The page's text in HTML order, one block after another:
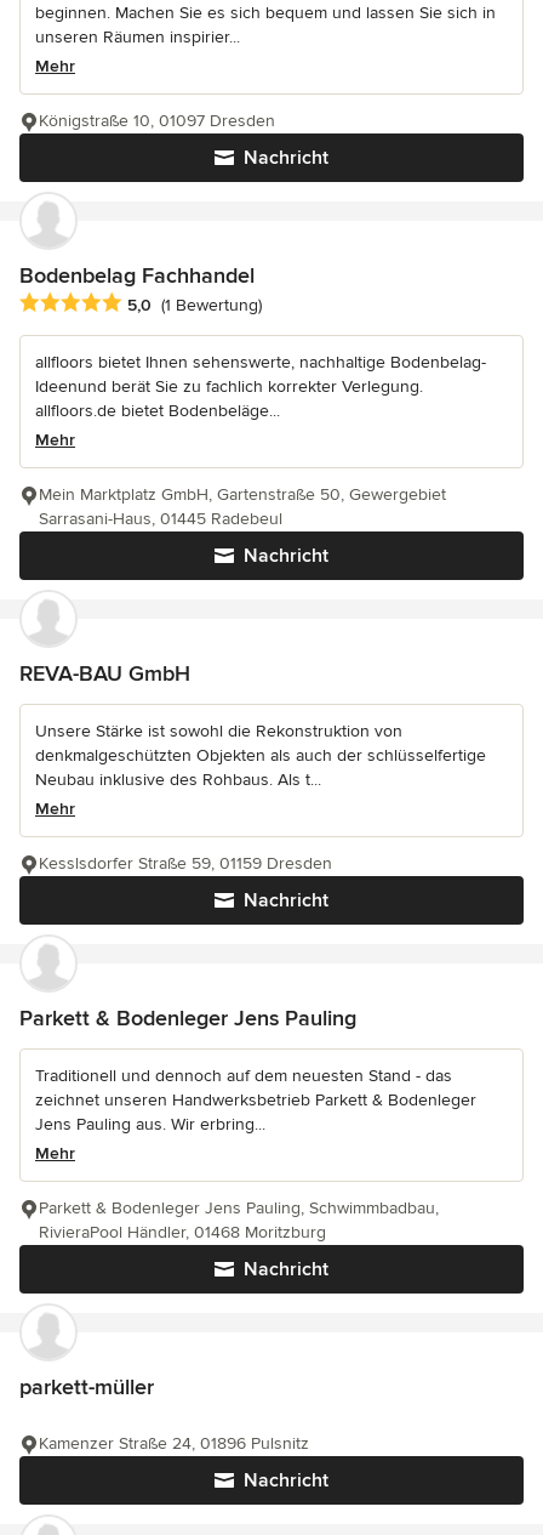
beginnen. Machen Sie es sich bequem und lassen Sie sich in
unseren Räumen inspirier...
Mehr
Nachricht
Königstraße 10, 01097 Dresden
Bodenbelag Fachhandel
Durchschnittliche Bewertung: 5 von 5 Sternen
5,0 (1 Bewertung)
allfloors bietet Ihnen sehenswerte, nachhaltige Bodenbelag-
Ideenund berät Sie zu fachlich korrekter Verlegung.
allfloors.de bietet Bodenbeläge...
Mehr
Nachricht
Mein Marktplatz GmbH, Gartenstraße 50, Gewergebiet
Sarrasani-Haus, 01445 Radebeul
REVA-BAU GmbH
Unsere Stärke ist sowohl die Rekonstruktion von
denkmalgeschützten Objekten als auch der schlüsselfertige
Neubau inklusive des Rohbaus. Als t...
Mehr
Nachricht
Kesslsdorfer Straße 59, 01159 Dresden
Parkett & Bodenleger Jens Pauling
Traditionell und dennoch auf dem neuesten Stand - das
zeichnet unseren Handwerksbetrieb Parkett & Bodenleger
Jens Pauling aus. Wir erbring...
Mehr
Nachricht
Parkett & Bodenleger Jens Pauling, Schwimmbadbau,
RivieraPool Händler, 01468 Moritzburg
parkett-müller
Nachricht
Kamenzer Straße 24, 01896 Pulsnitz